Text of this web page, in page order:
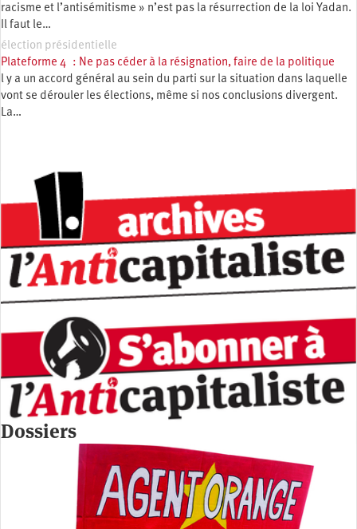
racisme et l’antisémitisme » n’est pas la résurrection de la loi Yadan.
Il faut le…
élection présidentielle
Plateforme 4 : Ne pas céder à la résignation, faire de la politique
l y a un accord général au sein du parti sur la situation dans laquelle
vont se dérouler les élections, même si nos conclusions divergent.
La…
Dossiers